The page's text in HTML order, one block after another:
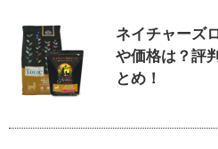
ネイチャーズ
や価格は？評
とめ！